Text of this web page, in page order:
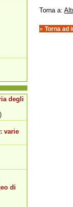
Torna a:
»Torna ad
degli
: varie
di